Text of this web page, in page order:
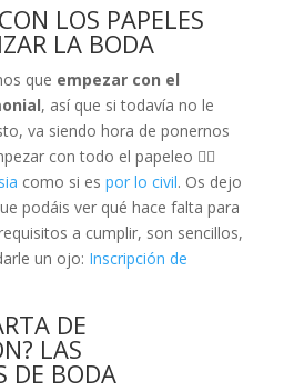
LOS PAPELES
LA BODA
que empezar con el
, así que si todavía no le
va siendo hora de ponernos
con todo el papeleo 🤷‍♀️
como si es por lo civil. Os dejo
podáis ver qué hace falta para
a cumplir, son sencillos,
un ojo: Inscripción de
DE
LAS
DE BODA